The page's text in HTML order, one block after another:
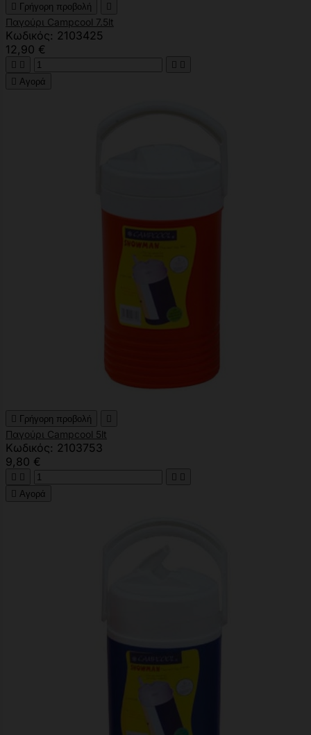
 Γρήγορη προβολή 
Παγούρι Campcool 7.5lt
Κωδικός: 2103425
12,90 €
   
 Αγορά
 Γρήγορη προβολή 
Παγούρι Campcool 5lt
Κωδικός: 2103753
9,80 €
   
 Αγορά